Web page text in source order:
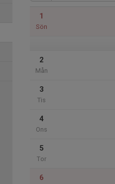
1
Sön
2
Mån
3
Tis
4
Ons
5
Tor
6